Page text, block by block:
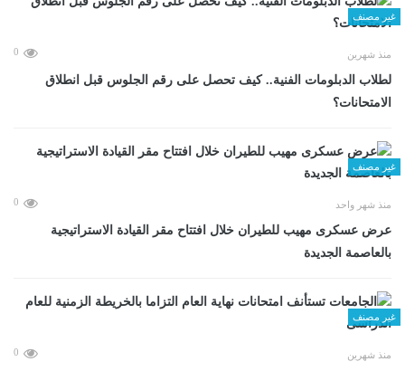
غير مصنف
منذ شهرين 0
لطلاب الدبلومات الفنية.. كيف تحصل على رقم الجلوس قبل انطلاق
الامتحانات؟
غير مصنف
منذ شهر واحد 0
عرض عسكرى مهيب للطيران خلال افتتاح مقر القيادة الاستراتيجية
بالعاصمة الجديدة
غير مصنف
منذ شهرين 0